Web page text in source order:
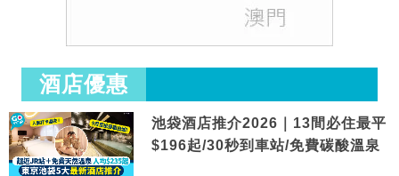
酒店優惠
池袋酒店推介2026｜13間必住最平
$196起/30秒到車站/免費碳酸溫泉